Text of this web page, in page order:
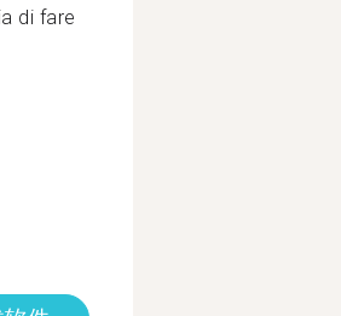
di fare